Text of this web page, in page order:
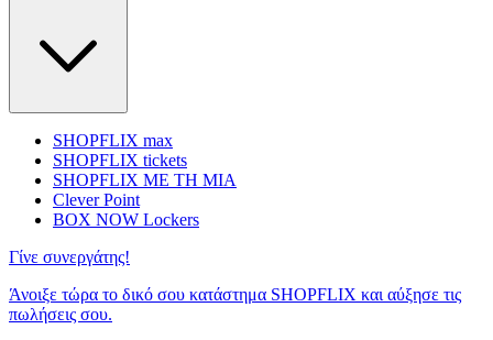
SHOPFLIX max
SHOPFLIX tickets
SHOPFLIX ΜΕ ΤΗ ΜΙΑ
Clever Point
BOX NOW Lockers
Γίνε συνεργάτης!
Άνοιξε τώρα το δικό σου κατάστημα SHOPFLIX και αύξησε τις
πωλήσεις σου.